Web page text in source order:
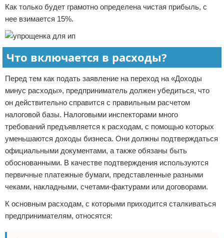
Как только будет грамотно определена чистая прибыль, с
нее взимается 15%.
Что включается в расходы?
Перед тем как подать заявление на переход на «Доходы
минус расходы», предприниматель должен убедиться, что
он действительно справится с правильным расчетом
налоговой базы. Налоговыми инспекторами много
требований предъявляется к расходам, с помощью которых
уменьшаются доходы бизнеса. Они должны подтверждаться
официальными документами, а также обязаны быть
обоснованными. В качестве подтверждения используются
первичные платежные бумаги, представленные разными
чеками, накладными, счетами-фактурами или договорами.
К основным расходам, с которыми приходится сталкиваться
предпринимателям, относятся: